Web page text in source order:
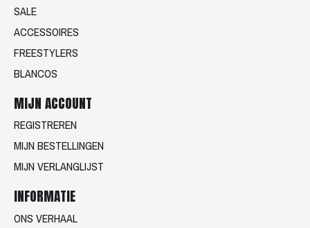
SALE
ACCESSOIRES
FREESTYLERS
BLANCOS
MIJN ACCOUNT
REGISTREREN
MIJN BESTELLINGEN
MIJN VERLANGLIJST
INFORMATIE
ONS VERHAAL